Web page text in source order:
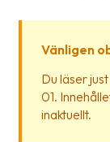
är
Fraktjakt?
Vänligen
Du läser
01.
inaktuellt.